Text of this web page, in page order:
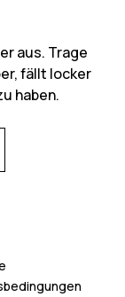
aus. Trage
fällt locker
haben.